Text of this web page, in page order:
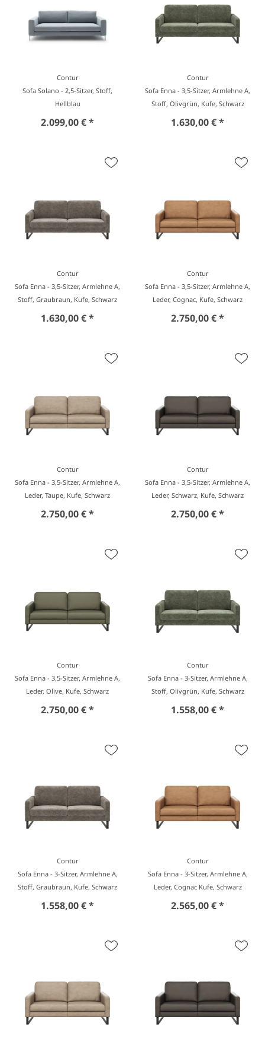
Contur
Sofa Solano - 2,5-Sitzer, Stoff,
Hellblau
2.099,00 € *
Contur
Sofa Enna - 3,5-Sitzer, Armlehne A,
Stoff, Olivgrün, Kufe, Schwarz
1.630,00 € *
Contur
Sofa Enna - 3,5-Sitzer, Armlehne A,
Stoff, Graubraun, Kufe, Schwarz
1.630,00 € *
Contur
Sofa Enna - 3,5-Sitzer, Armlehne A,
Leder, Cognac, Kufe, Schwarz
2.750,00 € *
Contur
Sofa Enna - 3,5-Sitzer, Armlehne A,
Leder, Taupe, Kufe, Schwarz
2.750,00 € *
Contur
Sofa Enna - 3,5-Sitzer, Armlehne A,
Leder, Schwarz, Kufe, Schwarz
2.750,00 € *
Contur
Sofa Enna - 3,5-Sitzer, Armlehne A,
Leder, Olive, Kufe, Schwarz
2.750,00 € *
Contur
Sofa Enna - 3-Sitzer, Armlehne A,
Stoff, Olivgrün, Kufe, Schwarz
1.558,00 € *
Contur
Sofa Enna - 3-Sitzer, Armlehne A,
Stoff, Graubraun, Kufe, Schwarz
1.558,00 € *
Contur
Sofa Enna - 3-Sitzer, Armlehne A,
Leder, Cognac Kufe, Schwarz
2.565,00 € *